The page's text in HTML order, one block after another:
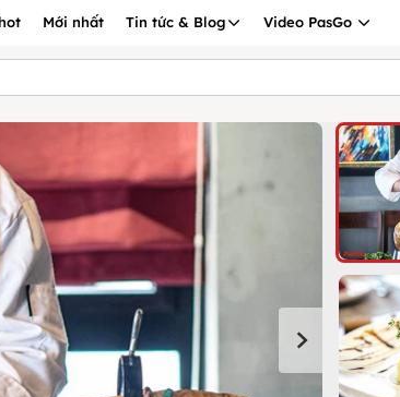
Mới nhất Tin tức & Blog Video PasGo